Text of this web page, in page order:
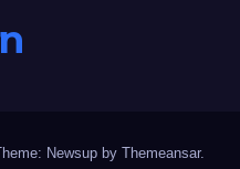
Newsup by Themeansar.